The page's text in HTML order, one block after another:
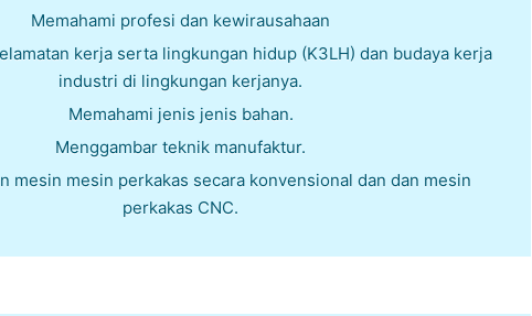
Memahami profesi dan kewirausahaan
kerja serta lingkungan hidup (K3LH) dan budaya kerja
industri di lingkungan kerjanya.
Memahami jenis jenis bahan.
Menggambar teknik manufaktur.
mesin mesin perkakas secara konvensional dan dan mesin
perkakas CNC.